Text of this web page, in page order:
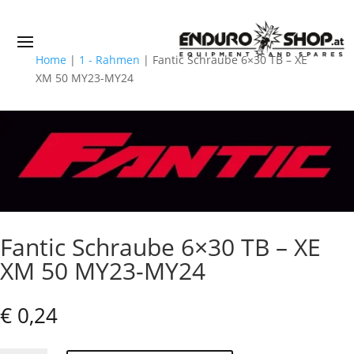
Home | 1 - Rahmen | Fantic Schraube 6×30 TB – XE
XM 50 MY23-MY24
Fantic Schraube 6×30 TB – XE
XM 50 MY23-MY24
€ 0,24